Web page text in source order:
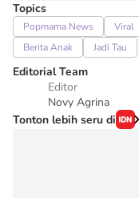
Topics
Popmama News Viral
Berita Anak
Jadi Tau
Editorial Team
Editor
Novy Agrina
Tonton lebih seru di